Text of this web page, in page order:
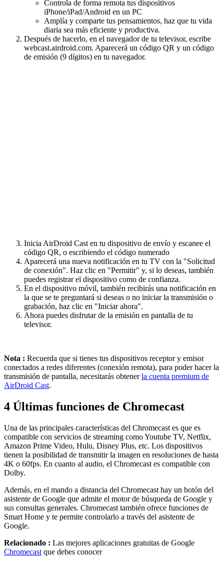
Controla de forma remota tus dispositivos
iPhone/iPad/Android en un PC
Amplía y comparte tus pensamientos, haz que tu vida
diaria sea más eficiente y productiva.
Después de hacerlo, en el navegador de tu televisor, escribe
webcast.airdroid.com. Aparecerá un código QR y un código
de emisión (9 dígitos) en tu navegador.
Inicia AirDroid Cast en tu dispositivo de envío y escanee el
código QR, o escribiendo el código numerado
Aparecerá una nueva notificación en tu TV con la "Solicitud
de conexión". Haz clic en "Permitir" y, si lo deseas, también
puedes registrar el dispositivo como de confianza.
En el dispositivo móvil, también recibirás una notificación en
la que se te preguntará si deseas o no iniciar la transmisión o
grabación, haz clic en "Iniciar ahora".
Ahora puedes disfrutar de la emisión en pantalla de tu
televisor.
Nota : Recuerda que si tienes tus dispositivos receptor y emisor
conectados a redes diferentes (conexión remota), para poder hacer la
transmisión de pantalla, necesitarás obtenerla cuenta premium de
AirDroid Cast.
4 Últimas funciones de Chromecast
Una de las principales características del Chromecast es que es
compatible con servicios de streaming como Youtube TV, Netflix,
Amazon Prime Video, Hulu, Disney Plus, etc. Los dispositivos
tienen la posibilidad de transmitir la imagen en resoluciones de hasta
4K o 60fps. En cuanto al audio, el Chromecast es compatible con
Dolby.
Además, en el mando a distancia del Chromecast hay un botón del
asistente de Google que admite el motor de búsqueda de Google y
sus consultas generales. Chromecast también ofrece funciones de
Smart Home y te permite controlarlo a través del asistente de
Google.
Relacionado : Las mejores aplicaciones gratuitas de Google
Chromecast que debes conocer